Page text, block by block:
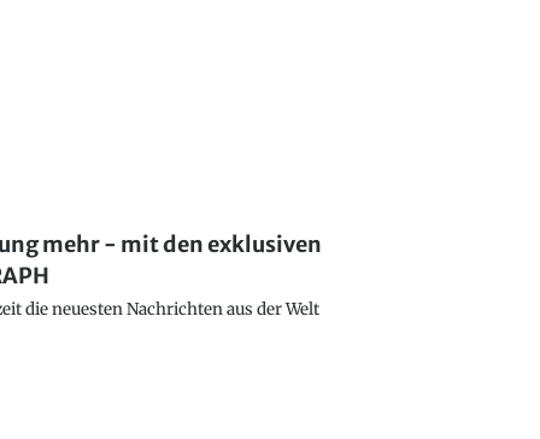
mehr - mit den exklusiven
die neuesten Nachrichten aus der Welt